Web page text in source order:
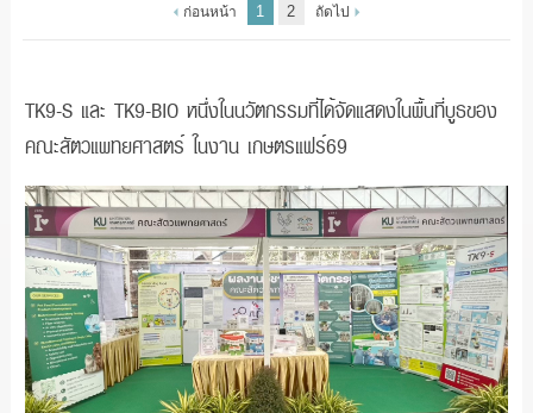
แจ้งชำระเงิน
ก่อนหน้า 1 2 ถัดไป
TK9-S และ TK9-BIO หนึ่งในนวัตกรรมที่ได้จัดแสดงในพื้นที่บูธของ
คณะสัตวแพทยศาสตร์ ในงาน เกษตรแฟร์69